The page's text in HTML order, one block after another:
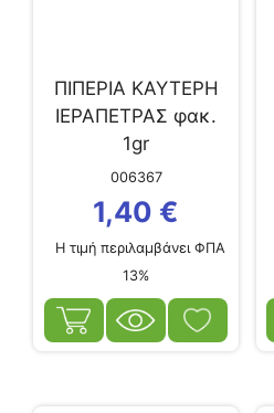
ΠΙΠΕΡΙΑ ΚΑΥΤΕΡΗ
ΙΕΡΑΠΕΤΡΑΣ φακ.
1gr
006367
1,40 €
Η τιμή περιλαμβάνει ΦΠΑ
13%